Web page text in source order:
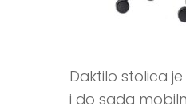
Daktilo stolica
i do sada